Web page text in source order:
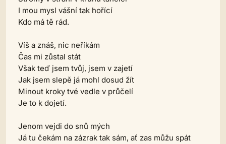
I mou mysl vášní tak hořící
Kdo má tě rád.
Víš a znáš, nic neříkám
Čas mi zůstal stát
Však teď jsem tvůj, jsem v zajetí
Jak jsem slepě já mohl dosud žít
Minout kroky tvé vedle v průčelí
Je to k dojetí.
Jenom vejdi do snů mých
Já tu čekám na zázrak tak sám, ať zas můžu spát